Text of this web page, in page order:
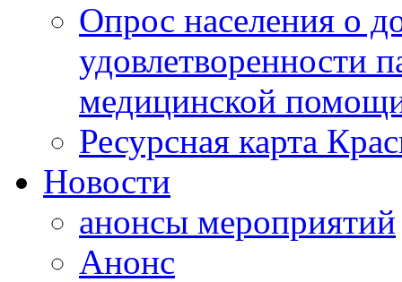
Опрос населения о
удовлетворенности
медицинской
Ресурсная карта
Новости
анонсы мероприятий
Анонс